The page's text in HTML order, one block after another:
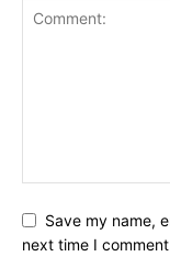
Save my name,
next time I